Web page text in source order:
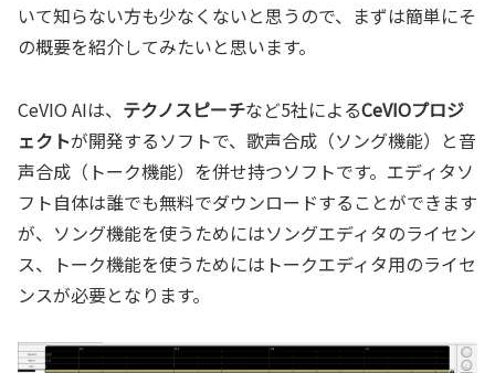
いて知らない方も少なくないと思うので、まずは簡単にそ
の概要を紹介してみたいと思います。
CeVIO AIは、 テクノスピーチなど5社によるCeVIOプロジ
ェクトが開発するソフトで、歌声合成（ソング機能）と音
声合成（トーク機能）を併せ持つソフトです。エディタソ
フト自体は誰でも無料でダウンロードすることができます
が、ソング機能を使うためにはソングエディタのライセン
ス、トーク機能を使うためにはトークエディタ用のライセ
ンスが必要となります。